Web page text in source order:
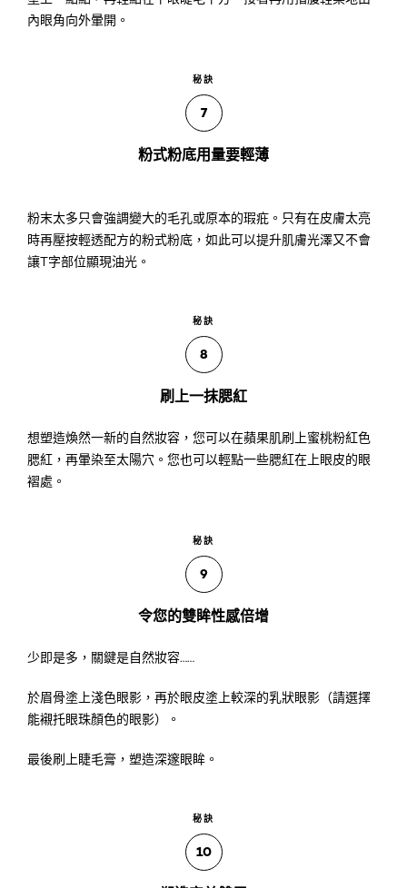
內眼角向外暈開。
秘訣
7
粉式粉底用量要輕薄
粉末太多只會強調變大的毛孔或原本的瑕疪。只有在皮膚太亮
時再壓按輕透配方的粉式粉底，如此可以提升肌膚光澤又不會
讓T字部位顯現油光。
秘訣
8
刷上一抹腮紅
想塑造煥然一新的自然妝容，您可以在蘋果肌刷上蜜桃粉紅色
腮紅，再暈染至太陽穴。您也可以輕點一些腮紅在上眼皮的眼
褶處。
秘訣
9
令您的雙眸性感倍增
少即是多，關鍵是自然妝容……
於眉骨塗上淺色眼影，再於眼皮塗上較深的乳狀眼影（請選擇
能襯托眼珠顏色的眼影）。
最後刷上睫毛膏，塑造深邃眼眸。
秘訣
10